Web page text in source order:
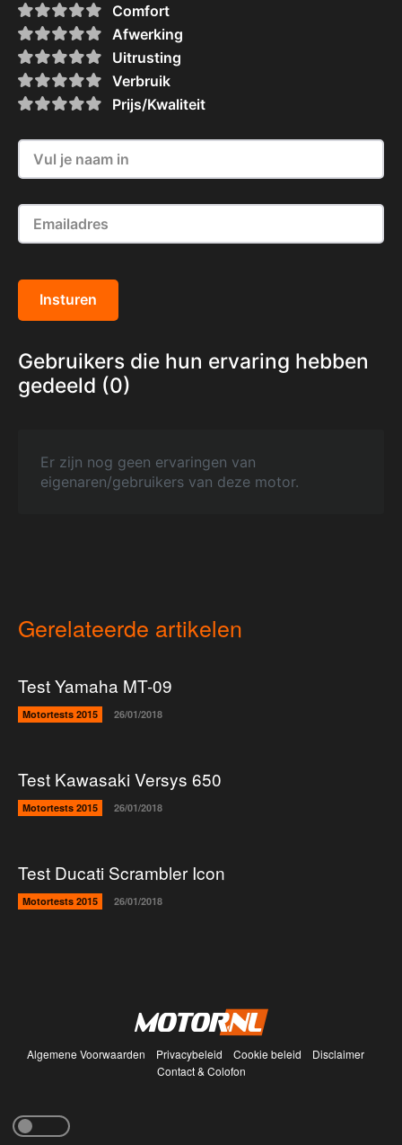
Comfort
Afwerking
Uitrusting
Verbruik
Prijs/Kwaliteit
Insturen
Gebruikers die hun ervaring hebben
gedeeld (0)
Er zijn nog geen ervaringen van
eigenaren/gebruikers van deze motor.
Gerelateerde artikelen
Test Yamaha MT-09
Motortests 2015 26/01/2018
Test Kawasaki Versys 650
Motortests 2015 26/01/2018
Test Ducati Scrambler Icon
Motortests 2015 26/01/2018
Algemene Voorwaarden Privacybeleid Cookie beleid
Disclaimer
Contact & Colofon